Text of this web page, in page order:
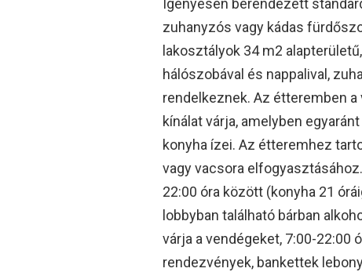
Igényesen berendezett
zuhanyzós vagy kádas
lakosztályok 34 m2
hálószobával és nappalival,
rendelkeznek. Az étteremben
kínálat várja, amelyben
konyha ízei. Az étteremhez
vagy vacsora
22:00 óra között (konyha 21
lobbyban található bárban
várja a vendégeket, 7:00-22:00
rendezvények, bankettek